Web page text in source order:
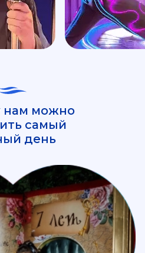
нам можно
самый
день